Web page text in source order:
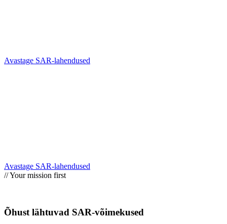
Avastage SAR-lahendused
Avastage SAR-lahendused
// Your mission first
Õhust lähtuvad SAR-võimekused